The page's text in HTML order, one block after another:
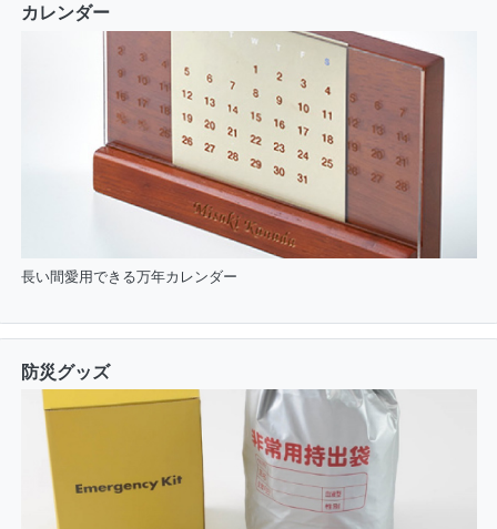
カレンダー
長い間愛用できる万年カレンダー
防災グッズ